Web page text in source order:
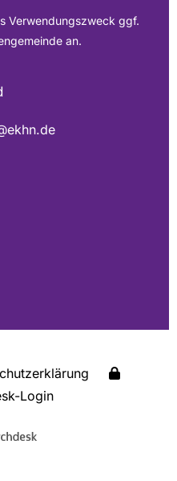
Verwendungszweck ggf.
an.
Login